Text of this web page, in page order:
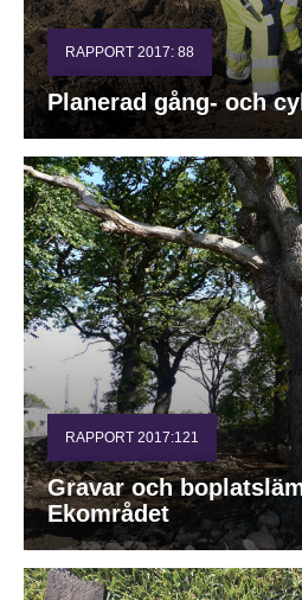
RAPPORT 2017: 88
Planerad gång- och
RAPPORT 2017:121
Gravar och
Ekområdet